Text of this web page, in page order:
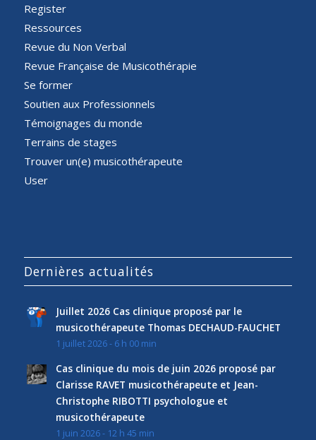
Register
Ressources
Revue du Non Verbal
Revue Française de Musicothérapie
Se former
Soutien aux Professionnels
Témoignages du monde
Terrains de stages
Trouver un(e) musicothérapeute
User
Dernières actualités
Juillet 2026 Cas clinique proposé par le
musicothérapeute Thomas DECHAUD-FAUCHET
1 juillet 2026 - 6 h 00 min
Cas clinique du mois de juin 2026 proposé par
Clarisse RAVET musicothérapeute et Jean-
Christophe RIBOTTI psychologue et
musicothérapeute
1 juin 2026 - 12 h 45 min